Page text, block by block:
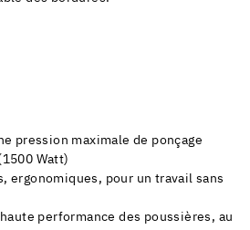
pression maximale de ponçage
Watt)
ergonomiques, pour un travail sans
performance des poussières, au